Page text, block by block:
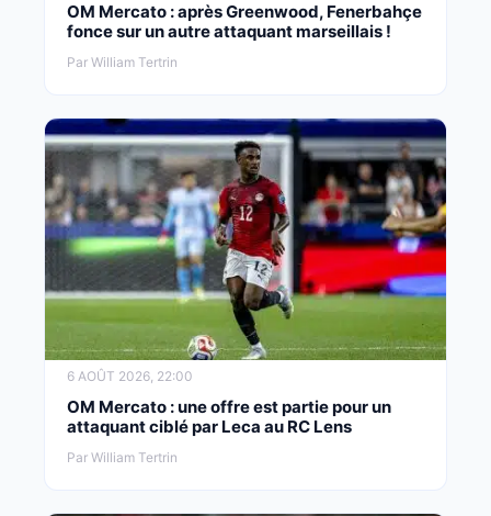
OM Mercato : après Greenwood, Fenerbahçe
fonce sur un autre attaquant marseillais !
Par William Tertrin
6 AOÛT 2026, 22:00
OM Mercato : une offre est partie pour un
attaquant ciblé par Leca au RC Lens
Par William Tertrin